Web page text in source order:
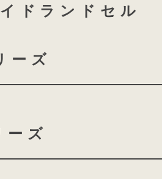
つむもの
ドランドセル
ーズ
ズ